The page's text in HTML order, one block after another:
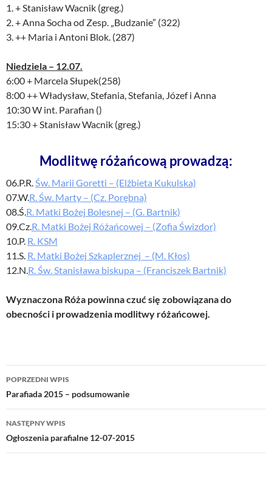
1. + Stanisław Wacnik (greg.)
2. + Anna Socha od Zesp. „Budzanie” (322)
3. ++ Maria i Antoni Blok. (287)
Niedziela – 12.07.
6:00 + Marcela Słupek(258)
8:00 ++ Władysław, Stefania, Stefania, Józef i Anna
10:30 W int. Parafian ()
15:30 + Stanisław Wacnik (greg.)
Modlitwę różańcową prowadzą:
06.P.R.Św. Marii Goretti – (Elżbieta Kukulska)
07.W.R. Św. Marty – (Cz. Porębna)
08.Ś.R. Matki Bożej Bolesnej – (G. Bartnik)
09.Cz.R. Matki Bożej Różańcowej – (Zofia Świzdor)
10.P. R. KSM
11.S. R. Matki Bożej Szkaplerznej – (M. Kłos)
12.N.R. Św. Stanisława biskupa – (Franciszek Bartnik)
Wyznaczona Róża powinna czuć się zobowiązana do
obecności i prowadzenia modlitwy różańcowej.
Nawigacja
wpisu
POPRZEDNI WPIS
Parafiada 2015 – podsumowanie
NASTĘPNY WPIS
Ogłoszenia parafialne 12-07-2015